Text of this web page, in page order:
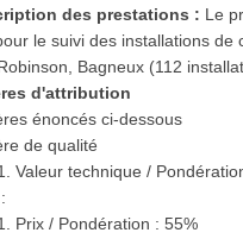
des prestations : Le
le suivi des installations
Bagneux (112
d'attribution
énoncés ci-dessous
de qualité
technique /
Prix / Pondération : 55%